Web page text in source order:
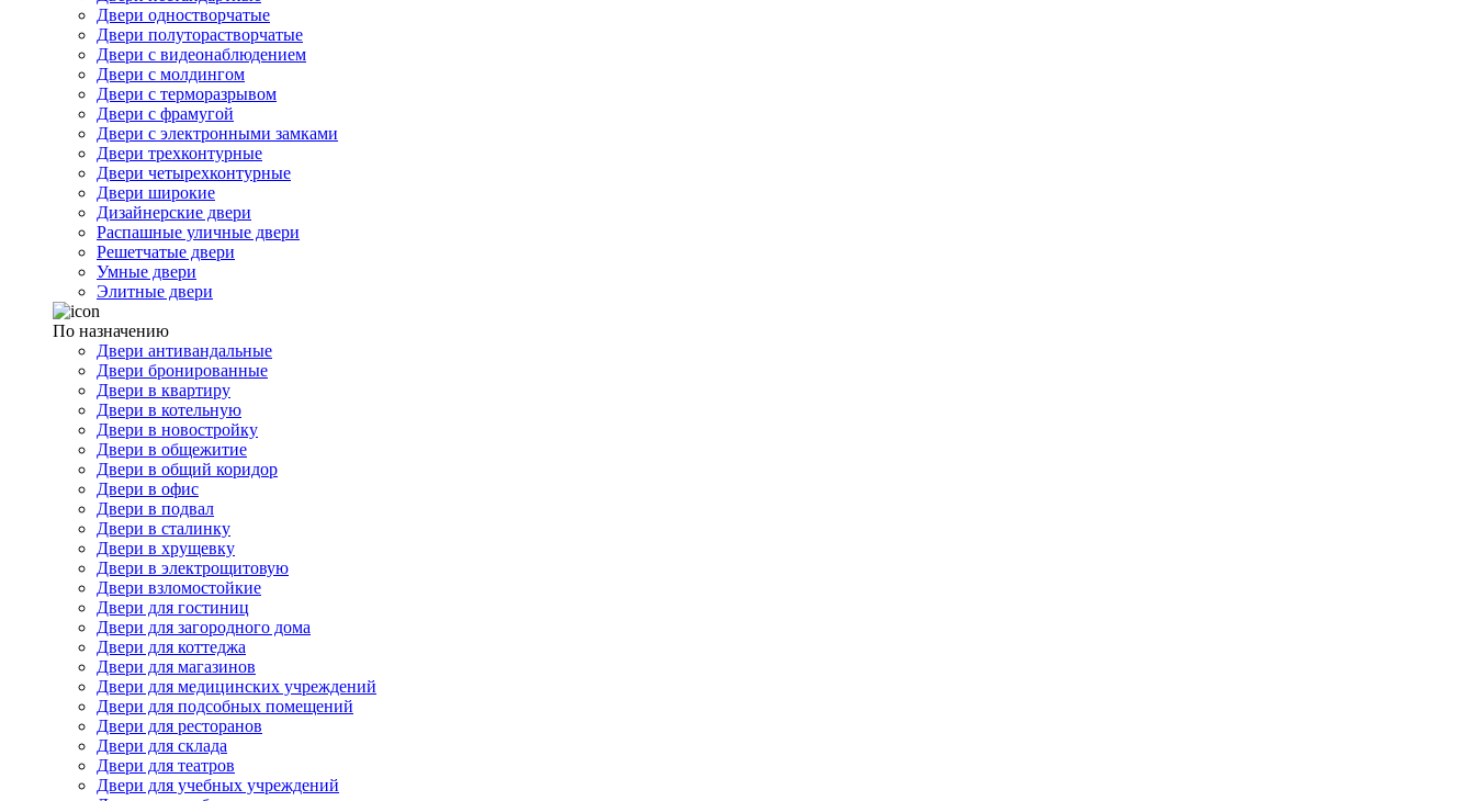
Двери одностворчатые
Двери полуторастворчатые
Двери с видеонаблюдением
Двери с молдингом
Двери с терморазрывом
Двери с фрамугой
Двери с электронными замками
Двери трехконтурные
Двери четырехконтурные
Двери широкие
Дизайнерские двери
Распашные уличные двери
Решетчатые двери
Умные двери
Элитные двери
По назначению
Двери антивандальные
Двери бронированные
Двери в квартиру
Двери в котельную
Двери в новостройку
Двери в общежитие
Двери в общий коридор
Двери в офис
Двери в подвал
Двери в сталинку
Двери в хрущевку
Двери в электрощитовую
Двери взломостойкие
Двери для гостиниц
Двери для загородного дома
Двери для коттеджа
Двери для магазинов
Двери для медицинских учреждений
Двери для подсобных помещений
Двери для ресторанов
Двери для склада
Двери для театров
Двери для учебных учреждений